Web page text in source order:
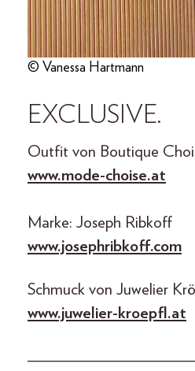
© Vanessa Hartmann
EXCLUSIVE.
Outfit von Boutique
www.mode-choise.at
Marke: Joseph Ribkoff
www.josephribkoff.com
Schmuck von Juwelier
www.juwelier-kroepfl.at